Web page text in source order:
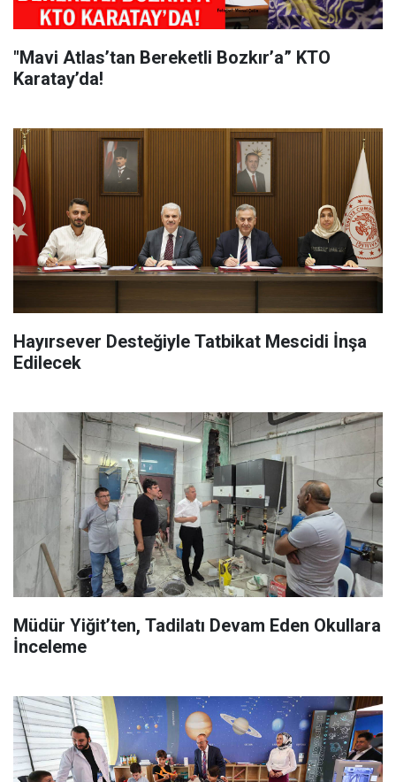
"Mavi Atlas’tan Bereketli Bozkır’a” KTO
Karatay’da!
Hayırsever Desteğiyle Tatbikat Mescidi İnşa
Edilecek
Müdür Yiğit’ten, Tadilatı Devam Eden Okullara
İnceleme